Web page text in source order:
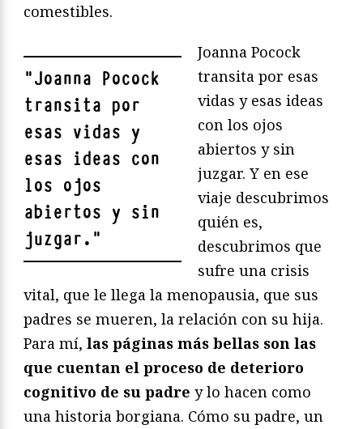
comestibles.
"Joanna Pocock
transita por
esas vidas y
esas ideas con
los ojos
abiertos y sin
juzgar. "
Joanna Pocock
transita por esas
vidas y esas ideas
con los ojos
abiertos y sin
juzgar. Y en ese
viaje descubrimos
quién es,
descubrimos que
sufre una crisis
vital, que le llega la menopausia, que sus
padres se mueren, la relación con su hija.
Para mí, las páginas más bellas son las
que cuentan el proceso de deterioro
cognitivo de su padre y lo hacen como
una historia borgiana. Cómo su padre, un